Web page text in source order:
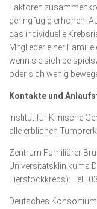
Faktoren
geringfügig erhöhen.
das individuelle
Mitglieder einer
wenn sie sich
oder sich wenig
Kontakte und
Institut für Klinische
alle erblichen
Zentrum Familiärer
Universitätsklinikums
Eierstockkrebs): Tel.:
Deutsches